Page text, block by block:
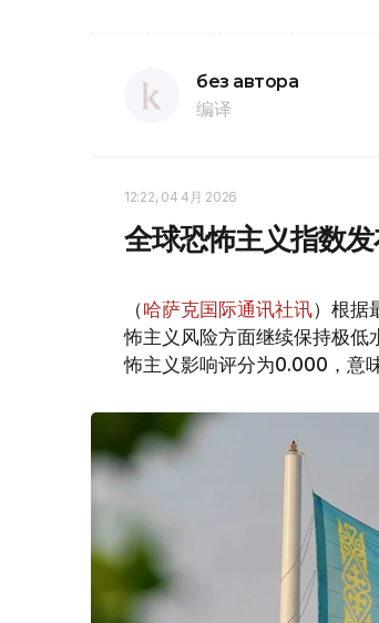
без автора
编译
12:22, 04 4月 2026
全球恐怖主义指数
（哈萨克国际通讯社讯）根据
怖主义风险方面继续保持极低
怖主义影响评分为0.000，意